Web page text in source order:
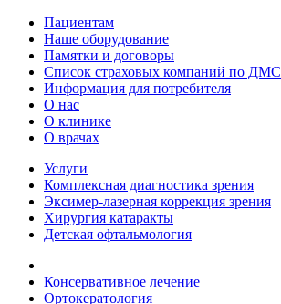
Пациентам
Наше оборудование
Памятки и договоры
Список страховых компаний по ДМС
Информация для потребителя
О нас
О клинике
О врачах
Услуги
Комплексная диагностика зрения
Эксимер-лазерная коррекция зрения
Хирургия катаракты
Детская офтальмология
Консервативное лечение
Ортокератология